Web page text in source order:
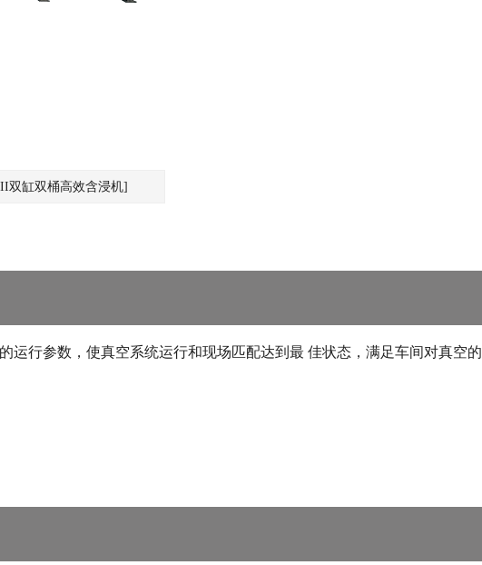
双缸双桶高效含浸机]
行参数，使真空系统运行和现场匹配达到最 佳状态，满足车间对真空